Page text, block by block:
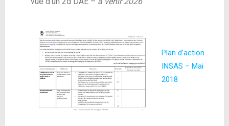
Plan d’action
INSAS – Mai
2018